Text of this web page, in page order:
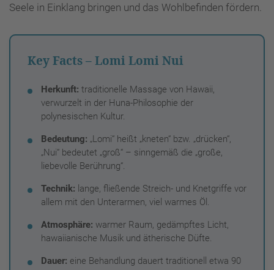
Seele in Einklang bringen und das Wohlbefinden fördern.
Key Facts – Lomi Lomi Nui
Herkunft: traditionelle Massage von Hawaii,
verwurzelt in der Huna-Philosophie der
polynesischen Kultur.
Bedeutung: „Lomi“ heißt „kneten“ bzw. „drücken“,
„Nui“ bedeutet „groß“ – sinngemäß die „große,
liebevolle Berührung“.
Technik: lange, fließende Streich- und Knetgriffe vor
allem mit den Unterarmen, viel warmes Öl.
Atmosphäre: warmer Raum, gedämpftes Licht,
hawaiianische Musik und ätherische Düfte.
Dauer: eine Behandlung dauert traditionell etwa 90